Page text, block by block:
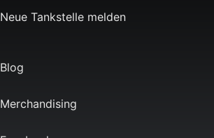
Neue Tankstelle melden
Blog
Merchandising